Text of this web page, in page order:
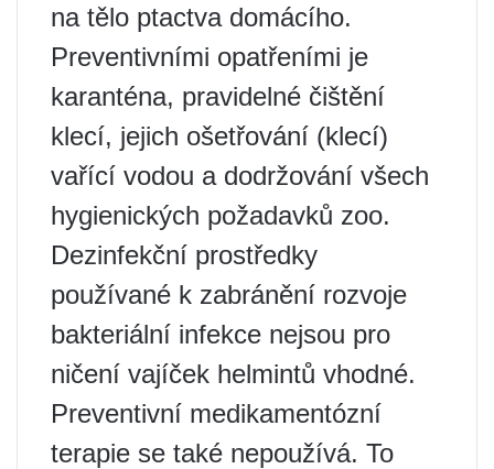
na tělo ptactva domácího.
Preventivními opatřeními je
karanténa, pravidelné čištění
klecí, jejich ošetřování (klecí)
vařící vodou a dodržování všech
hygienických požadavků zoo.
Dezinfekční prostředky
používané k zabránění rozvoje
bakteriální infekce nejsou pro
ničení vajíček helmintů vhodné.
Preventivní medikamentózní
terapie se také nepoužívá. To